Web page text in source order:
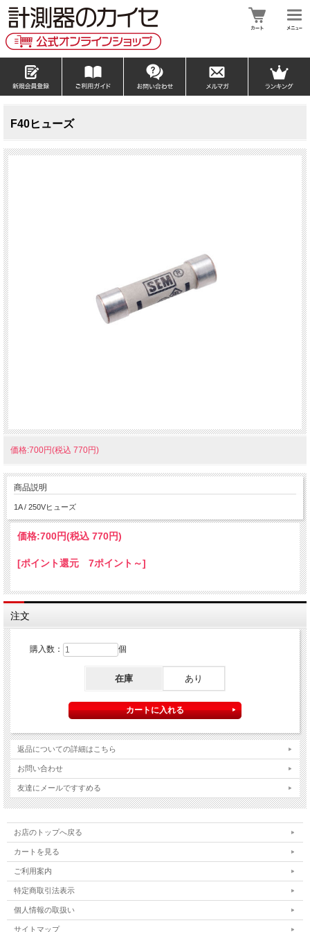
F40ヒューズ
価格:700円(税込 770円)
商品説明
1A / 250Vヒューズ
価格:700円(税込 770円)
[ポイント還元 7ポイント～]
注文
購入数： 個
在庫 あり
返品についての詳細はこちら
お問い合わせ
友達にメールですすめる
お店のトップへ戻る
カートを見る
ご利用案内
特定商取引法表示
個人情報の取扱い
サイトマップ